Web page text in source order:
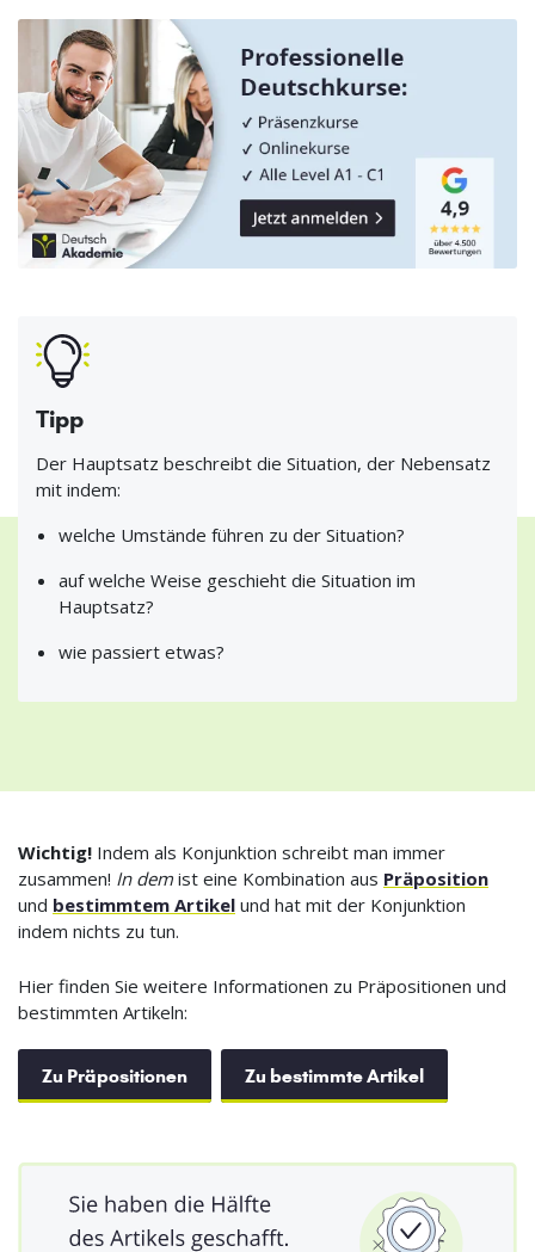
Tipp
Der Hauptsatz beschreibt die Situation, der Nebensatz
mit indem:
welche Umstände führen zu der Situation?
auf welche Weise geschieht die Situation im
Hauptsatz?
wie passiert etwas?
Wichtig! Indem als Konjunktion schreibt man immer
zusammen! In dem ist eine Kombination aus Präposition
und bestimmtem Artikel und hat mit der Konjunktion
indem nichts zu tun.
Hier finden Sie weitere Informationen zu Präpositionen und
bestimmten Artikeln:
Zu Präpositionen Zu bestimmte Artikel